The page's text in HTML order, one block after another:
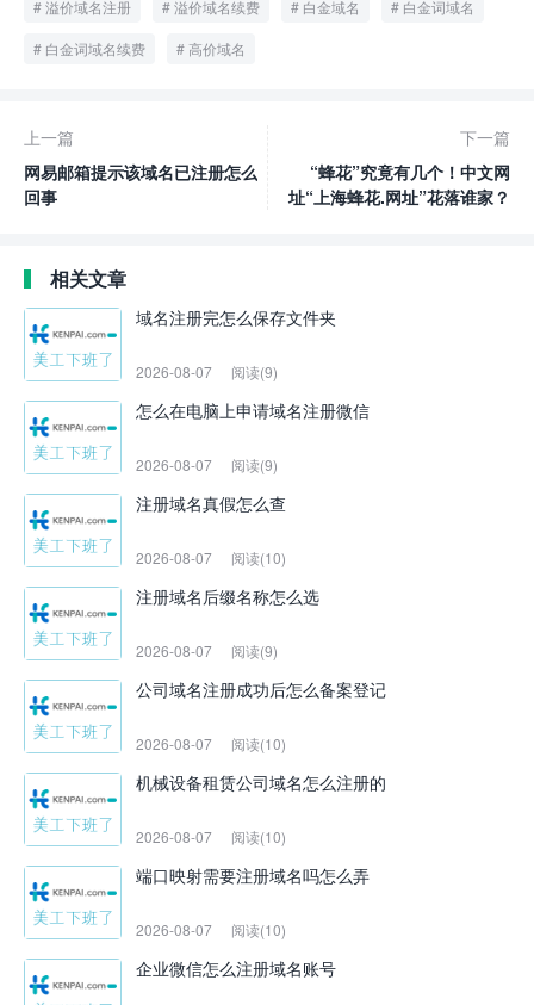
溢价域名注册 溢价域名续费 白金域名 白金词域名
白金词域名续费 高价域名
上一篇
网易邮箱提示该域名已注册怎么
回事
下一篇
“蜂花”究竟有几个！中文网
址“上海蜂花.网址”花落谁家？
相关文章
域名注册完怎么保存文件夹
2026-08-07 阅读(9)
怎么在电脑上申请域名注册微信
2026-08-07 阅读(9)
注册域名真假怎么查
2026-08-07 阅读(10)
注册域名后缀名称怎么选
2026-08-07 阅读(9)
公司域名注册成功后怎么备案登记
2026-08-07 阅读(10)
机械设备租赁公司域名怎么注册的
2026-08-07 阅读(10)
端口映射需要注册域名吗怎么弄
2026-08-07 阅读(10)
企业微信怎么注册域名账号